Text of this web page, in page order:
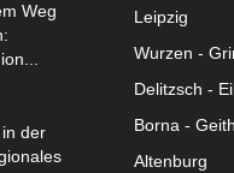
Weg
der
Leipzig
Wurzen -
Delitzsch -
Borna -
Altenburg